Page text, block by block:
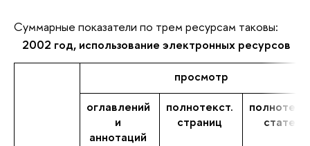
Суммарные показатели по трем ресурсам таковы:
2002 год, использование электронных ресурсов
просмотр
оглавлений
и
аннотаций
полнотекст.
страниц
статей